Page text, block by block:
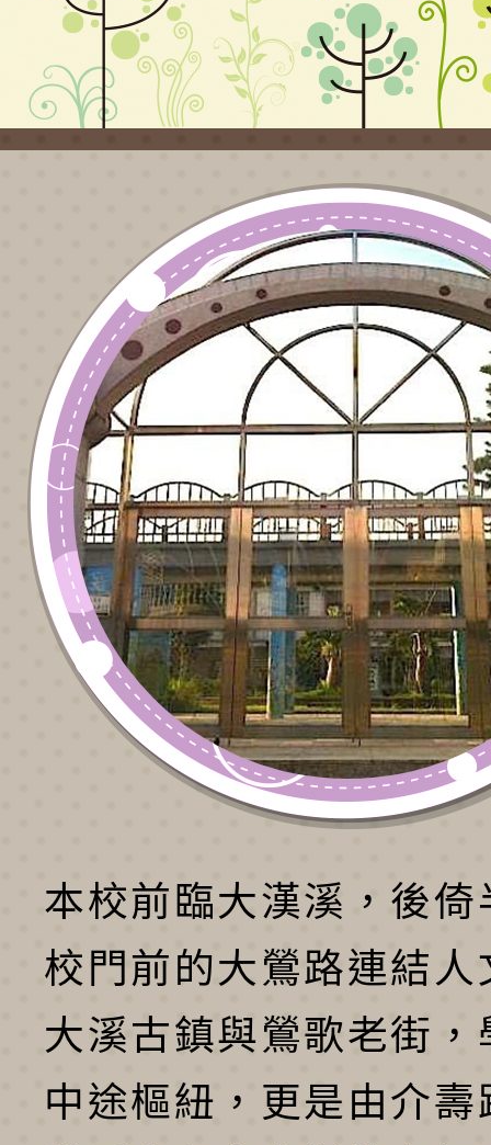
本校前臨大漢溪，後倚
校門前的大鶯路連結人
大溪古鎮與鶯歌老街，
中途樞紐，更是由介壽